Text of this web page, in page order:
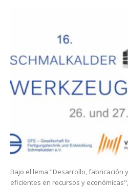
Bajo el lema "Desarrollo, fabricación
eficientes en recursos y